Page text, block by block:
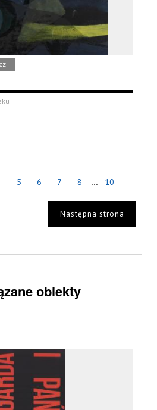
5 6 7 8 ... 10
Następna strona
obiekty